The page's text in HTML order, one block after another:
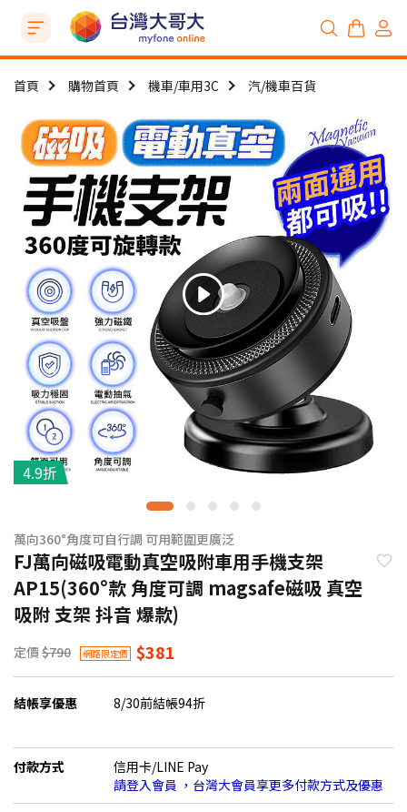
首頁 購物首頁 機車/車用3C 汽/機車百貨
4.9折
萬向360°角度可自行調 可用範圍更廣泛
FJ萬向磁吸電動真空吸附車用手機支架
AP15(360°款 角度可調 magsafe磁吸 真空
吸附 支架 抖音 爆款)
定價 $790 網路限定價 $381
結帳享優惠 8/30前結帳94折
付款方式
信用卡/LINE Pay
請登入會員 ，台灣大會員享更多付款方式及優惠